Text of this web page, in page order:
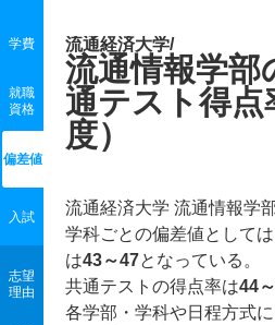
学費
就職
資格
偏差値
入試
志望
理由
流通経済大学/
流通情報学部
通テスト得点
度）
流通経済大学 流通情報学
学科ごとの偏差値として
は43～47となっている。
共通テストの得点率は44
各学部・学科や日程方式